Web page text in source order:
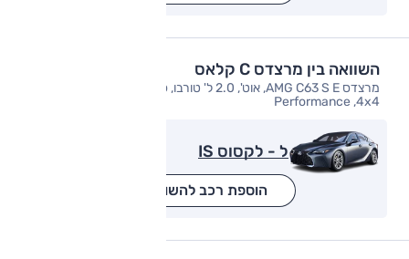
השוואה בין מרצדס C קלאס
מרצדס AMG C63 S E, אוט', 2.0 ל' טורבו, פלאג-אין הייבריד,
Performance ,4x4
ל - לקסוס IS
הוספת רכב להשוואה